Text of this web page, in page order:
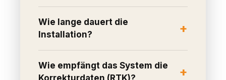
Wie lange dauert die
Installation?
Wie empfängt das System die